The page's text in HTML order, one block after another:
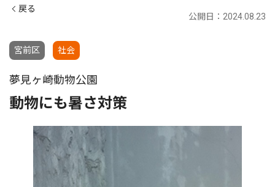
戻る
宮前区 社会
公開日：2024.08.23
夢見ヶ崎動物公園
動物にも暑さ対策